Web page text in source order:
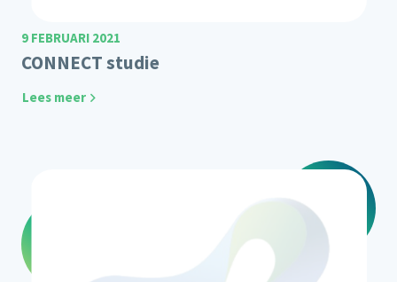
9 FEBRUARI 2021
CONNECT studie
Lees meer